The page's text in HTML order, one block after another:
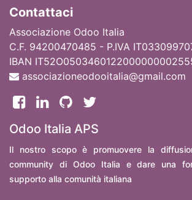
Contattaci
Associazione Odoo Italia
C.F. 94200470485 - P.IVA
IBAN
associazioneodooitalia@gmail.com
Odoo Italia APS
Il nostro scopo è promuovere la
community di Odoo Italia e dare una
supporto alla comunità italiana